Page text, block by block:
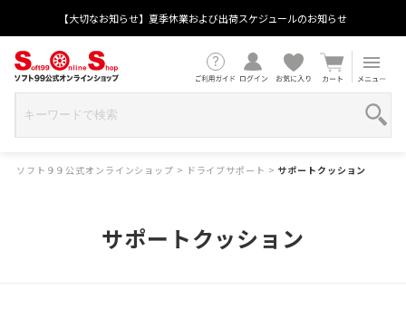
【大切なお知らせ】夏季休業および出荷スケジュールのお知らせ
ソフト９９公式オンラインショップ > ドライブサポート > サポートクッション
サポートクッション